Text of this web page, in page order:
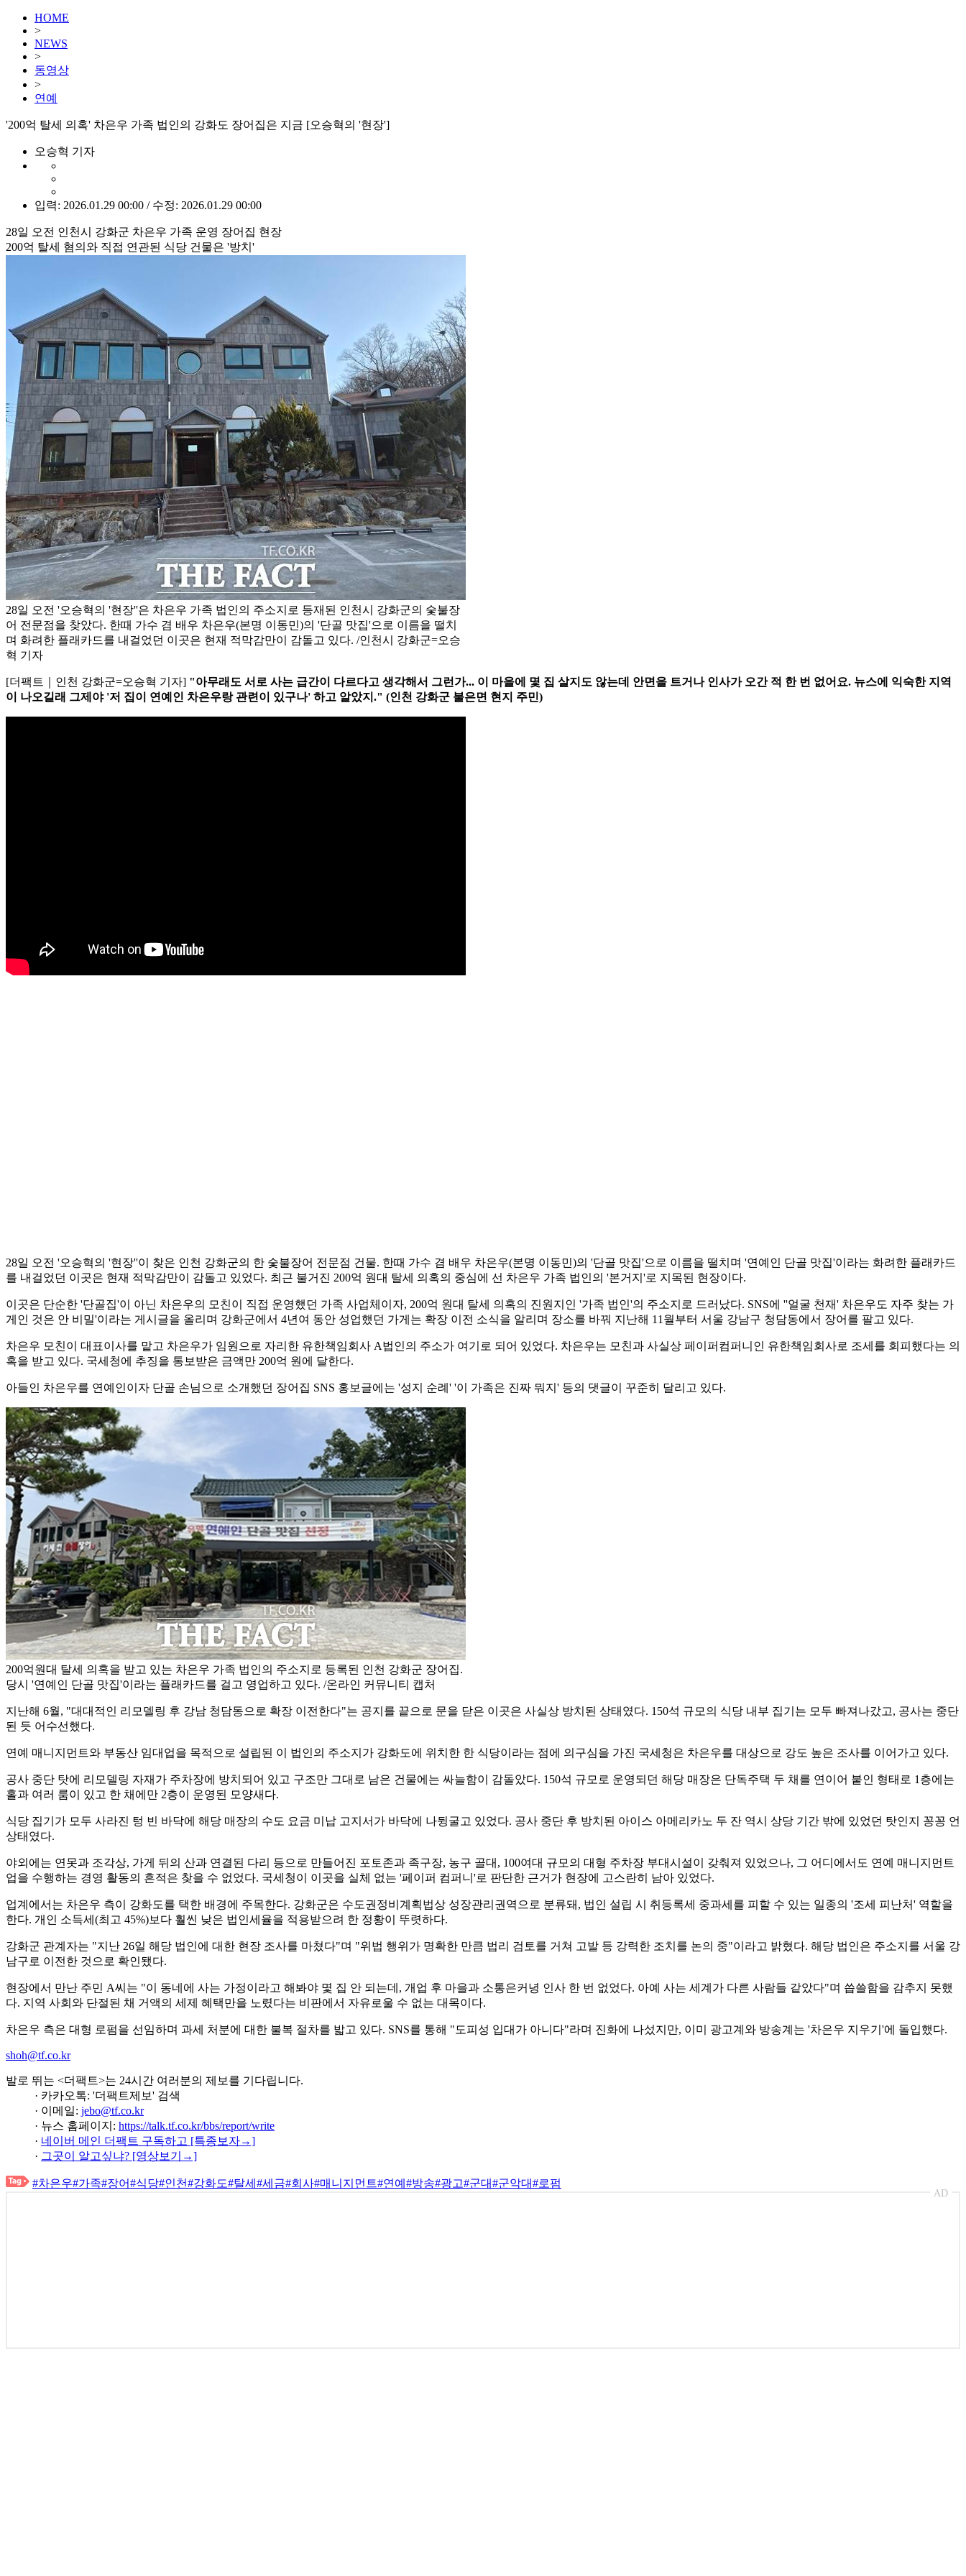
HOME
>
NEWS
>
동영상
>
연예
'200억 탈세 의혹' 차은우 가족 법인의 강화도 장어집은 지금 [오승혁의 '현장']
오승혁 기자
입력: 2026.01.29 00:00 / 수정: 2026.01.29 00:00
28일 오전 인천시 강화군 차은우 가족 운영 장어집 현장
200억 탈세 혐의와 직접 연관된 식당 건물은 '방치'
28일 오전 '오승혁의 '현장''은 차은우 가족 법인의 주소지로 등재된 인천시 강화군의 숯불장
어 전문점을 찾았다. 한때 가수 겸 배우 차은우(본명 이동민)의 '단골 맛집'으로 이름을 떨치
며 화려한 플래카드를 내걸었던 이곳은 현재 적막감만이 감돌고 있다. /인천시 강화군=오승
혁 기자
[더팩트｜인천 강화군=오승혁 기자] "아무래도 서로 사는 급간이 다르다고 생각해서 그런가... 이 마을에 몇 집 살지도 않는데 안면을 트거나 인사가 오간 적 한 번 없어요. 뉴스에 익숙한 지역
이 나오길래 그제야 '저 집이 연예인 차은우랑 관련이 있구나' 하고 알았지." (인천 강화군 불은면 현지 주민)
28일 오전 '오승혁의 '현장''이 찾은 인천 강화군의 한 숯불장어 전문점 건물. 한때 가수 겸 배우 차은우(본명 이동민)의 '단골 맛집'으로 이름을 떨치며 '연예인 단골 맛집'이라는 화려한 플래카드
를 내걸었던 이곳은 현재 적막감만이 감돌고 있었다. 최근 불거진 200억 원대 탈세 의혹의 중심에 선 차은우 가족 법인의 '본거지'로 지목된 현장이다.
이곳은 단순한 '단골집'이 아닌 차은우의 모친이 직접 운영했던 가족 사업체이자, 200억 원대 탈세 의혹의 진원지인 '가족 법인'의 주소지로 드러났다. SNS에 ''얼굴 천재' 차은우도 자주 찾는 가
게인 것은 안 비밀'이라는 게시글을 올리며 강화군에서 4년여 동안 성업했던 가게는 확장 이전 소식을 알리며 장소를 바꿔 지난해 11월부터 서울 강남구 청담동에서 장어를 팔고 있다.
차은우 모친이 대표이사를 맡고 차은우가 임원으로 자리한 유한책임회사 A법인의 주소가 여기로 되어 있었다. 차은우는 모친과 사실상 페이퍼컴퍼니인 유한책임회사로 조세를 회피했다는 의
혹을 받고 있다. 국세청에 추징을 통보받은 금액만 200억 원에 달한다.
아들인 차은우를 연예인이자 단골 손님으로 소개했던 장어집 SNS 홍보글에는 '성지 순례' '이 가족은 진짜 뭐지' 등의 댓글이 꾸준히 달리고 있다.
200억원대 탈세 의혹을 받고 있는 차은우 가족 법인의 주소지로 등록된 인천 강화군 장어집.
당시 '연예인 단골 맛집'이라는 플래카드를 걸고 영업하고 있다. /온라인 커뮤니티 캡처
지난해 6월, "대대적인 리모델링 후 강남 청담동으로 확장 이전한다"는 공지를 끝으로 문을 닫은 이곳은 사실상 방치된 상태였다. 150석 규모의 식당 내부 집기는 모두 빠져나갔고, 공사는 중단
된 듯 어수선했다.
연예 매니지먼트와 부동산 임대업을 목적으로 설립된 이 법인의 주소지가 강화도에 위치한 한 식당이라는 점에 의구심을 가진 국세청은 차은우를 대상으로 강도 높은 조사를 이어가고 있다.
공사 중단 탓에 리모델링 자재가 주차장에 방치되어 있고 구조만 그대로 남은 건물에는 싸늘함이 감돌았다. 150석 규모로 운영되던 해당 매장은 단독주택 두 채를 연이어 붙인 형태로 1층에는
홀과 여러 룸이 있고 한 채에만 2층이 운영된 모양새다.
식당 집기가 모두 사라진 텅 빈 바닥에 해당 매장의 수도 요금 미납 고지서가 바닥에 나뒹굴고 있었다. 공사 중단 후 방치된 아이스 아메리카노 두 잔 역시 상당 기간 밖에 있었던 탓인지 꽁꽁 언
상태였다.
야외에는 연못과 조각상, 가게 뒤의 산과 연결된 다리 등으로 만들어진 포토존과 족구장, 농구 골대, 100여대 규모의 대형 주차장 부대시설이 갖춰져 있었으나, 그 어디에서도 연예 매니지먼트
업을 수행하는 경영 활동의 흔적은 찾을 수 없었다. 국세청이 이곳을 실체 없는 '페이퍼 컴퍼니'로 판단한 근거가 현장에 고스란히 남아 있었다.
업계에서는 차은우 측이 강화도를 택한 배경에 주목한다. 강화군은 수도권정비계획법상 성장관리권역으로 분류돼, 법인 설립 시 취등록세 중과세를 피할 수 있는 일종의 '조세 피난처' 역할을
한다. 개인 소득세(최고 45%)보다 훨씬 낮은 법인세율을 적용받으려 한 정황이 뚜렷하다.
강화군 관계자는 "지난 26일 해당 법인에 대한 현장 조사를 마쳤다"며 "위법 행위가 명확한 만큼 법리 검토를 거쳐 고발 등 강력한 조치를 논의 중"이라고 밝혔다. 해당 법인은 주소지를 서울 강
남구로 이전한 것으로 확인됐다.
현장에서 만난 주민 A씨는 "이 동네에 사는 가정이라고 해봐야 몇 집 안 되는데, 개업 후 마을과 소통은커녕 인사 한 번 없었다. 아예 사는 세계가 다른 사람들 같았다"며 씁쓸함을 감추지 못했
다. 지역 사회와 단절된 채 거액의 세제 혜택만을 노렸다는 비판에서 자유로울 수 없는 대목이다.
차은우 측은 대형 로펌을 선임하며 과세 처분에 대한 불복 절차를 밟고 있다. SNS를 통해 "도피성 입대가 아니다"라며 진화에 나섰지만, 이미 광고계와 방송계는 '차은우 지우기'에 돌입했다.
shoh@tf.co.kr
발로 뛰는 <더팩트>는 24시간 여러분의 제보를 기다립니다.
· 카카오톡: '더팩트제보' 검색
· 이메일: jebo@tf.co.kr
· 뉴스 홈페이지: https://talk.tf.co.kr/bbs/report/write
· 네이버 메인 더팩트 구독하고 [특종보자→]
· 그곳이 알고싶냐? [영상보기→]
#차은우#가족#장어#식당#인천#강화도#탈세 #세금#회사#매니지먼트#연예 #방송#광고#군대#군악대#로펌
AD